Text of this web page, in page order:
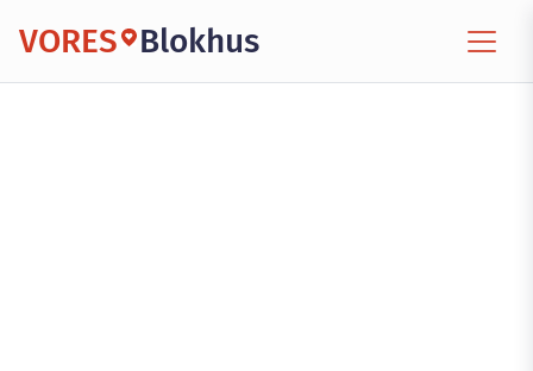
VORES Blokhus